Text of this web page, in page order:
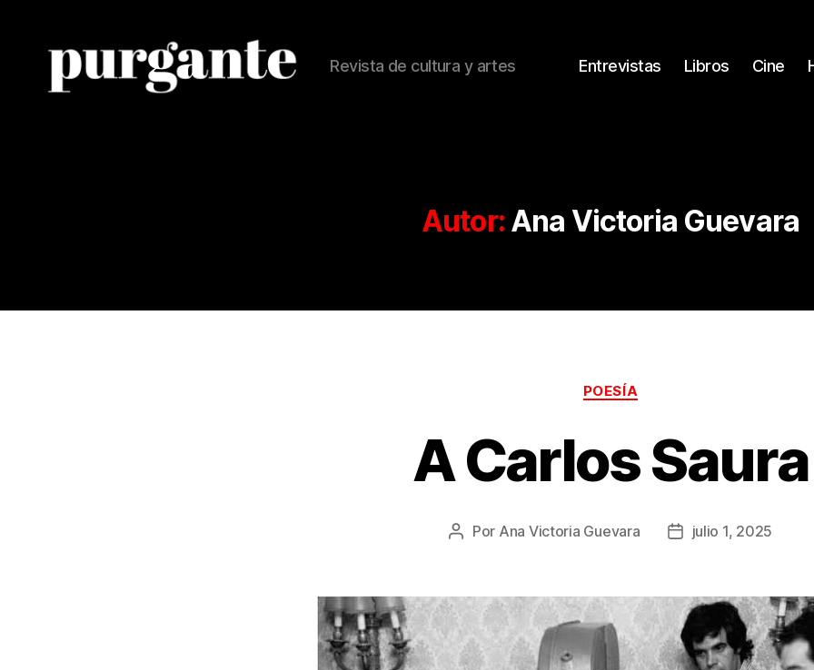
Revista de cultura y artes Entrevistas Libros Cine
Autor: Ana Victoria Guevara
Categorías
POESÍA
A Carlos Saura
Autor
publicación
Por Ana Victoria Guevara
Fecha
publicación
julio 1, 2025